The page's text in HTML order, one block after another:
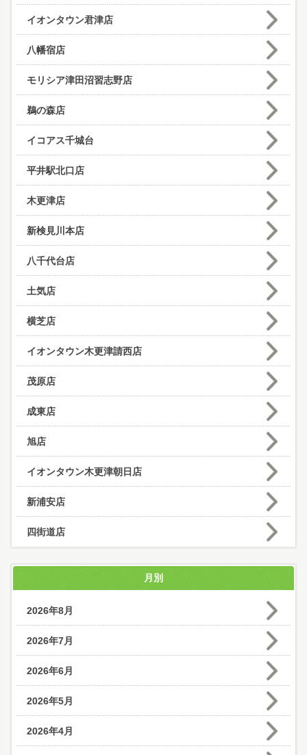
イオンタウン君津店
八幡宿店
モリシア津田沼習志野店
鵜の森店
イコアス千城台
平井駅北口店
木更津店
新検見川本店
八千代台店
土気店
横芝店
イオンタウン木更津請西店
茂原店
成東店
旭店
イオンタウン木更津朝日店
新浦安店
四街道店
月別
2026年8月
2026年7月
2026年6月
2026年5月
2026年4月